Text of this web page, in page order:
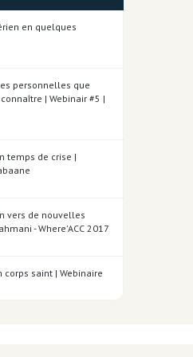
en quelques
personnelles que
| Webinair #5 |
temps de crise |
vers de nouvelles
- Where'ACC 2017
corps saint | Webinaire